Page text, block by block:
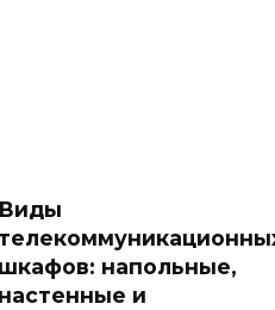
Виды
шкафов: напольные,
настенные и